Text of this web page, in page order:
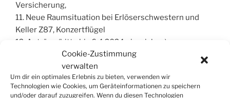
Cookie-Zustimmung
verwalten
Um dir ein optimales Erlebnis zu bieten, verwenden wir
Technologien wie Cookies, um Geräteinformationen zu speichern
und/oder darauf zuzugreifen. Wenn du diesen Technologien
Versicherung,
11. Neue Raumsituation bei Erlöserschwestern und
Keller Z87, Konzertflügel
12. Anträge (bitte bis 6.4.2024 einreichen),
Verschiedenes und Wünsche
Wir bitten um vorige Anmeldung per Email an
info@tkv-wuerzburg.de. Vielen Dank!